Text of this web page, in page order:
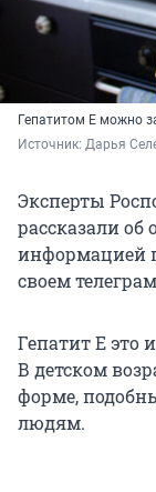
Гепатитом Е можно
Источник: Дарья
Эксперты
рассказали об
информацией
своем
Гепатит Е это
В детском
форме,
людям.